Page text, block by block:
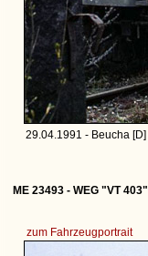
29.04.1991 - Beucha [D]
ME 23493 - WEG "VT 403"
zum Fahrzeugportrait